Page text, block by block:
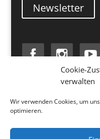
Cookie-
verwalten
Wir verwenden Cookies, um
optimieren.
Newsletter